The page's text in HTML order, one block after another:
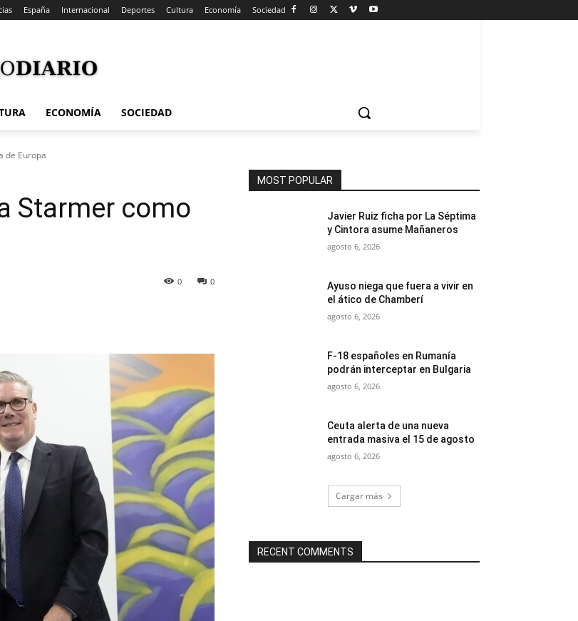
España Internacional Deportes Cultura Economía Sociedad
ECONOMÍA SOCIEDAD
de Europa
Starmer como
0
0
MOST POPULAR
Javier Ruiz ficha por La Séptima
y Cintora asume Mañaneros
agosto 6, 2026
Ayuso niega que fuera a vivir en
el ático de Chamberí
agosto 6, 2026
F-18 españoles en Rumanía
podrán interceptar en Bulgaria
agosto 6, 2026
Ceuta alerta de una nueva
entrada masiva el 15 de agosto
agosto 6, 2026
Cargar más
RECENT COMMENTS